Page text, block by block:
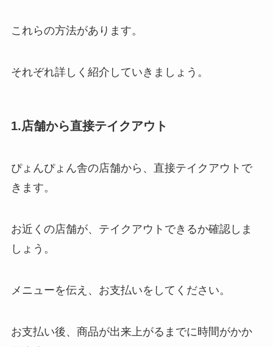
これらの方法があります。
それぞれ詳しく紹介していきましょう。
1.店舗から直接テイクアウト
ぴょんぴょん舎の店舗から、直接テイクアウトで
きます。
お近くの店舗が、テイクアウトできるか確認しま
しょう。
メニューを伝え、お支払いをしてください。
お支払い後、商品が出来上がるまでに時間がかか